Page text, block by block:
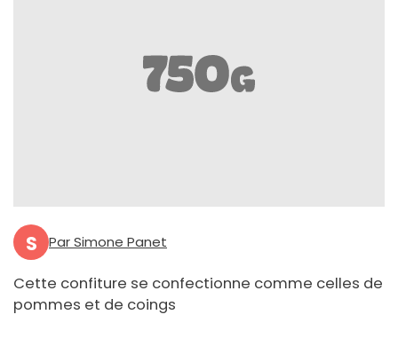
S Par Simone Panet
Cette confiture se confectionne comme celles de
pommes et de coings